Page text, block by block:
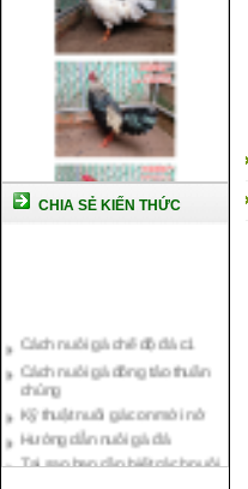
CHIA SẺ KIẾN THỨC
Cách nuôi gà đông tảo thuần
chủng
Kỹ thuật nuôi gà con mới nở
Hướng dẫn nuôi gà đá
Tại sao bạn cần biết cách nuôi
gà chọi ?